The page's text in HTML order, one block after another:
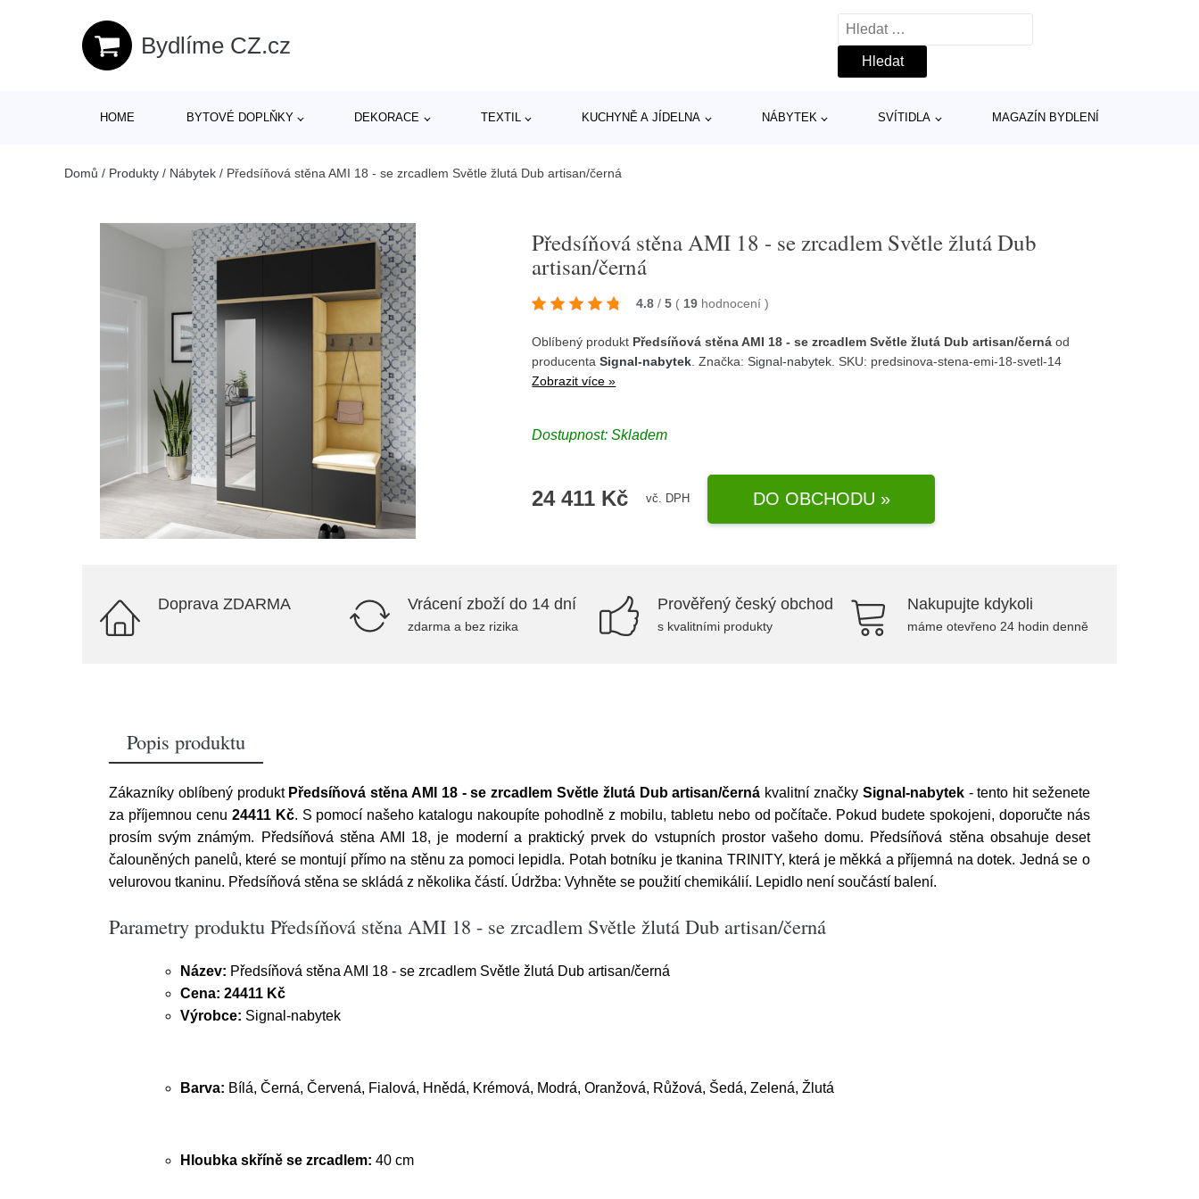
Bydlíme CZ.cz
Vyhledávání
HOME BYTOVÉ DOPLŇKY DEKORACE TEXTIL KUCHYNĚ A JÍDELNA NÁBYTEK SVÍTIDLA MAGAZÍN BYDLENÍ
Domů / Produkty / Nábytek / Předsíňová stěna AMI 18 - se zrcadlem Světle žlutá Dub artisan/černá
Předsíňová stěna AMI 18 - se zrcadlem Světle žlutá Dub
artisan/černá
4.8 / 5 ( 19 hodnocení)
Oblíbený produkt Předsíňová stěna AMI 18 - se zrcadlem Světle žlutá Dub artisan/černá od
producentaSignal-nabytek . Značka:Signal-nabytek . SKU: predsinova-stena-emi-18-svetl-14
Zobrazit více »
Dostupnost:Skladem
24 411 Kč vč. DPH DO OBCHODU »
Doprava ZDARMA Vrácení zboží do 14 dní
zdarma a bez rizika
Prověřený český obchod
s kvalitními produkty
Nakupujte kdykoli
máme otevřeno 24 hodin denně
Popis produktu
Zákazníky oblíbený produkt Předsíňová stěna AMI 18 - se zrcadlem Světle žlutá Dub artisan/černá kvalitní značky Signal-nabytek- tento hit seženete
za příjemnou cenu 24411 Kč. S pomocí našeho katalogu nakoupíte pohodlně z mobilu, tabletu nebo od počítače. Pokud budete spokojeni, doporučte nás
prosím svým známým. Předsíňová stěna AMI 18, je moderní a praktický prvek do vstupních prostor vašeho domu. Předsíňová stěna obsahuje deset
čalouněných panelů, které se montují přímo na stěnu za pomoci lepidla. Potah botníku je tkanina TRINITY, která je měkká a příjemná na dotek. Jedná se o
velurovou tkaninu. Předsíňová stěna se skládá z několika částí. Údržba: Vyhněte se použití chemikálií. Lepidlo není součástí balení.
Parametry produktu Předsíňová stěna AMI 18 - se zrcadlem Světle žlutá Dub artisan/černá
Název: Předsíňová stěna AMI 18 - se zrcadlem Světle žlutá Dub artisan/černá
Cena: 24411 Kč
Výrobce: Signal-nabytek
Barva: Bílá, Černá, Červená, Fialová, Hnědá, Krémová, Modrá, Oranžová, Růžová, Šedá, Zelená, Žlutá
Hloubka skříně se zrcadlem: 40 cm